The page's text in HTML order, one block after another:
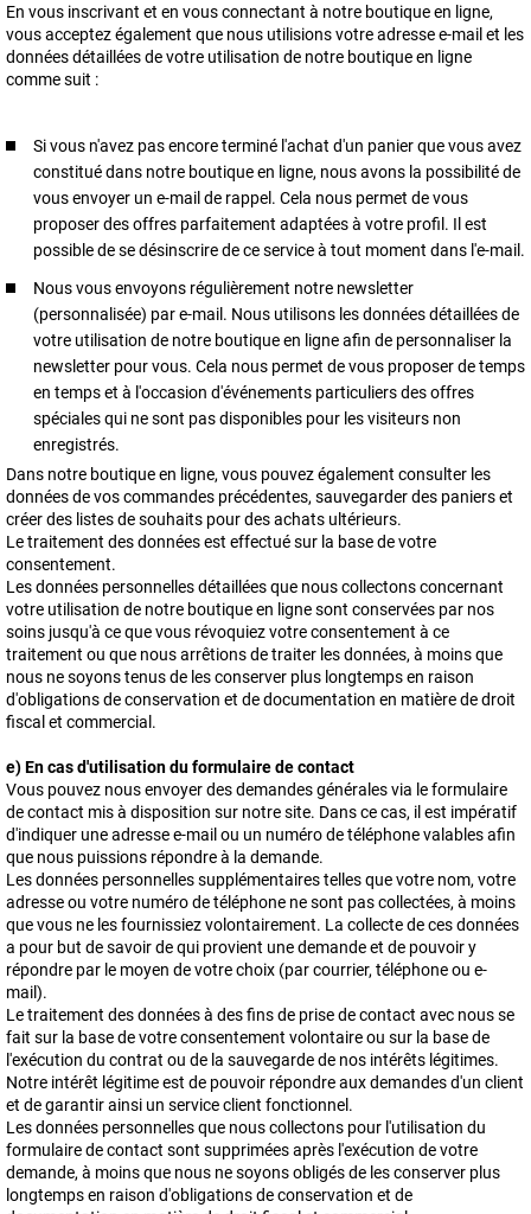
En vous inscrivant et en vous connectant à notre boutique en ligne,
vous acceptez également que nous utilisions votre adresse e-mail et les
données détaillées de votre utilisation de notre boutique en ligne
comme suit :
Si vous n'avez pas encore terminé l'achat d'un panier que vous avez
constitué dans notre boutique en ligne, nous avons la possibilité de
vous envoyer un e-mail de rappel. Cela nous permet de vous
proposer des offres parfaitement adaptées à votre profil. Il est
possible de se désinscrire de ce service à tout moment dans l'e-mail.
Nous vous envoyons régulièrement notre newsletter
(personnalisée) par e-mail. Nous utilisons les données détaillées de
votre utilisation de notre boutique en ligne afin de personnaliser la
newsletter pour vous. Cela nous permet de vous proposer de temps
en temps et à l'occasion d'événements particuliers des offres
spéciales qui ne sont pas disponibles pour les visiteurs non
enregistrés.
Dans notre boutique en ligne, vous pouvez également consulter les
données de vos commandes précédentes, sauvegarder des paniers et
créer des listes de souhaits pour des achats ultérieurs.
Le traitement des données est effectué sur la base de votre
consentement.
Les données personnelles détaillées que nous collectons concernant
votre utilisation de notre boutique en ligne sont conservées par nos
soins jusqu'à ce que vous révoquiez votre consentement à ce
traitement ou que nous arrêtions de traiter les données, à moins que
nous ne soyons tenus de les conserver plus longtemps en raison
d'obligations de conservation et de documentation en matière de droit
fiscal et commercial.
e) En cas d'utilisation du formulaire de contact
Vous pouvez nous envoyer des demandes générales via le formulaire
de contact mis à disposition sur notre site. Dans ce cas, il est impératif
d'indiquer une adresse e-mail ou un numéro de téléphone valables afin
que nous puissions répondre à la demande.
Les données personnelles supplémentaires telles que votre nom, votre
adresse ou votre numéro de téléphone ne sont pas collectées, à moins
que vous ne les fournissiez volontairement. La collecte de ces données
a pour but de savoir de qui provient une demande et de pouvoir y
répondre par le moyen de votre choix (par courrier, téléphone ou e-
mail).
Le traitement des données à des fins de prise de contact avec nous se
fait sur la base de votre consentement volontaire ou sur la base de
l'exécution du contrat ou de la sauvegarde de nos intérêts légitimes.
Notre intérêt légitime est de pouvoir répondre aux demandes d'un client
et de garantir ainsi un service client fonctionnel.
Les données personnelles que nous collectons pour l'utilisation du
formulaire de contact sont supprimées après l'exécution de votre
demande, à moins que nous ne soyons obligés de les conserver plus
longtemps en raison d'obligations de conservation et de